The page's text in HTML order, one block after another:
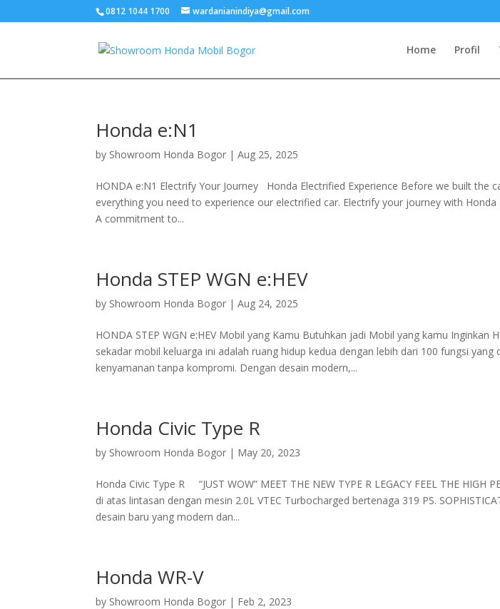
0812 1044 1700 wardanianindiya@gmail.com
Home Profil
Honda e:N1
by Showroom Honda Bogor |Aug 25, 2025
HONDA e:N1 Electrify Your Journey Honda Electrified Experience Before we built the
everything you need to experience our electrified car. Electrify your journey with
A commitment to...
Honda STEP WGN e:HEV
by Showroom Honda Bogor |Aug 24, 2025
HONDA STEP WGN e:HEV Mobil yang Kamu Butuhkan jadi Mobil yang kamu Inginkan
sekadar mobil keluarga ini adalah ruang hidup kedua dengan lebih dari 100 fungsi yang
kenyamanan tanpa kompromi. Dengan desain modern,...
Honda Civic Type R
by Showroom Honda Bogor | May 20, 2023
Honda Civic Type R “JUST WOW” MEET THE NEW TYPE R LEGACY FEEL THE HIGH
di atas lintasan dengan mesin 2.0L VTEC Turbocharged bertenaga 319 PS.
desain baru yang modern dan...
Honda WR-V
by Showroom Honda Bogor | Feb 2, 2023